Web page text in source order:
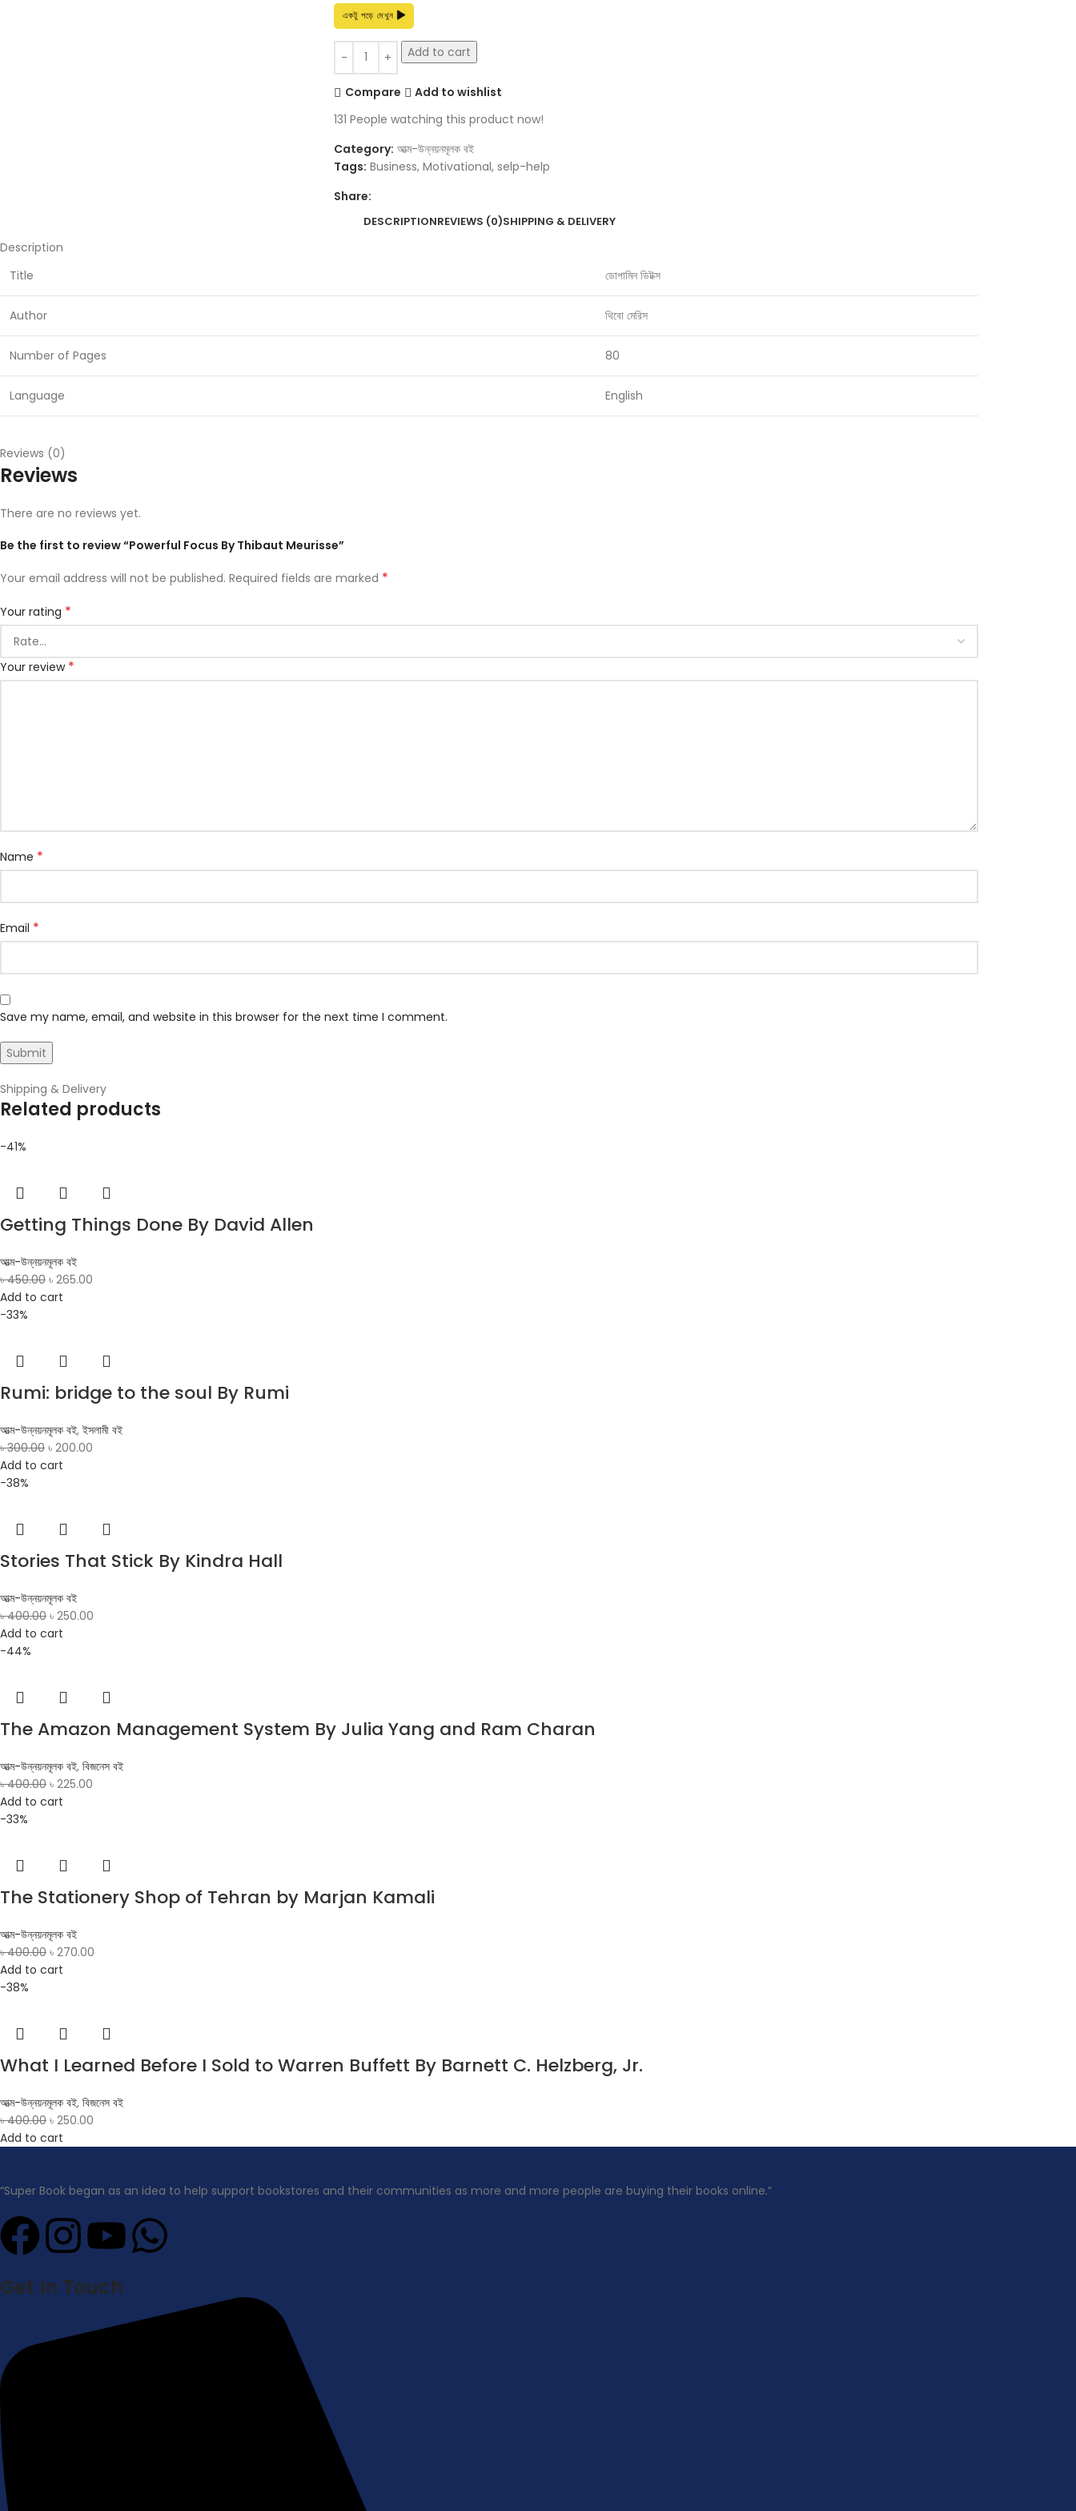
একটু পড়ে দেখুন
Add to cart
Compare
Add to wishlist
131 People watching this product now!
Category: আত্ম-উন্নয়নমূলক বই
Tags: Business, Motivational, selp-help
Share:
DESCRIPTIONREVIEWS (0)SHIPPING & DELIVERY
Description
Title
ডোপামিন ডিটক্স
Author থিবো মেরিস
Number of Pages 80
Language English
Reviews (0)
Reviews
There are no reviews yet.
Be the first to review “Powerful Focus By Thibaut Meurisse”
Your email address will not be published. Required fields are marked *
Your rating *
Your review *
Name *
Email *
Save my name, email, and website in this browser for the next time I comment.
Shipping & Delivery
Related products
-41%
Getting Things Done By David Allen
আত্ম-উন্নয়নমূলক বই
৳450.00 ৳ 265.00
Add to cart
-33%
Rumi: bridge to the soul By Rumi
আত্ম-উন্নয়নমূলক বই, ইসলামী বই
৳300.00 ৳ 200.00
Add to cart
-38%
Stories That Stick By Kindra Hall
আত্ম-উন্নয়নমূলক বই
৳400.00 ৳ 250.00
Add to cart
-44%
The Amazon Management System By Julia Yang and Ram Charan
আত্ম-উন্নয়নমূলক বই, বিজনেস বই
৳400.00 ৳ 225.00
Add to cart
-33%
The Stationery Shop of Tehran by Marjan Kamali
আত্ম-উন্নয়নমূলক বই
৳400.00 ৳ 270.00
Add to cart
-38%
What I Learned Before I Sold to Warren Buffett By Barnett C. Helzberg, Jr.
আত্ম-উন্নয়নমূলক বই, বিজনেস বই
৳400.00 ৳ 250.00
Add to cart
“Super Book began as an idea to help support bookstores and their communities as more and more people are buying their books online.”
Get In Touch